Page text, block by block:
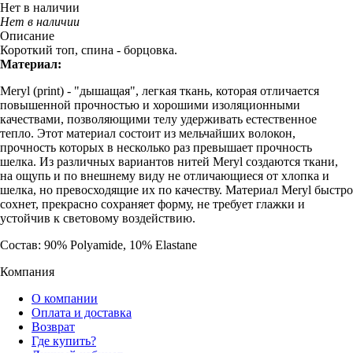
Нет в наличии
Нет в наличии
Описание
Короткий топ, спина - борцовка.
Материал:
Meryl (print) - "дышащая", легкая ткань, которая отличается
повышенной прочностью и хорошими изоляционными
качествами, позволяющими телу удерживать естественное
тепло. Этот материал состоит из мельчайших волокон,
прочность которых в несколько раз превышает прочность
шелка. Из различных вариантов нитей Meryl создаются ткани,
на ощупь и по внешнему виду не отличающиеся от хлопка и
шелка, но превосходящие их по качеству. Материал Meryl быстро
сохнет, прекрасно сохраняет форму, не требует глажки и
устойчив к световому воздействию.
Состав: 90% Polyamide, 10% Elastane
Компания
О компании
Оплата и доставка
Возврат
Где купить?